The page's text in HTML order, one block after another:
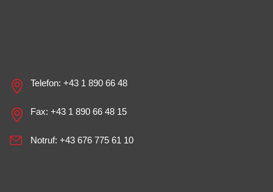
Telefon: +43 1 890 66 48
Fax: +43 1 890 66 48 15
Notruf: +43 676 775 61 10